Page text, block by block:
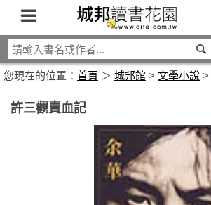
您現在的位置： 首頁 ＞ 城邦館 > 文學小說 >
許三觀賣血記